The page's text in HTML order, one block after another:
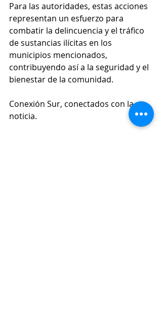
Para las autoridades, estas acciones
representan un esfuerzo para
combatir la delincuencia y el tráfico
de sustancias ilícitas en los
municipios mencionados,
contribuyendo así a la seguridad y el
bienestar de la comunidad.
Conexión Sur, conectados con la
noticia.